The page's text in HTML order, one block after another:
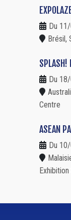
Du
Brésil,
SPLASH!
Du
Centre
ASEAN
Du